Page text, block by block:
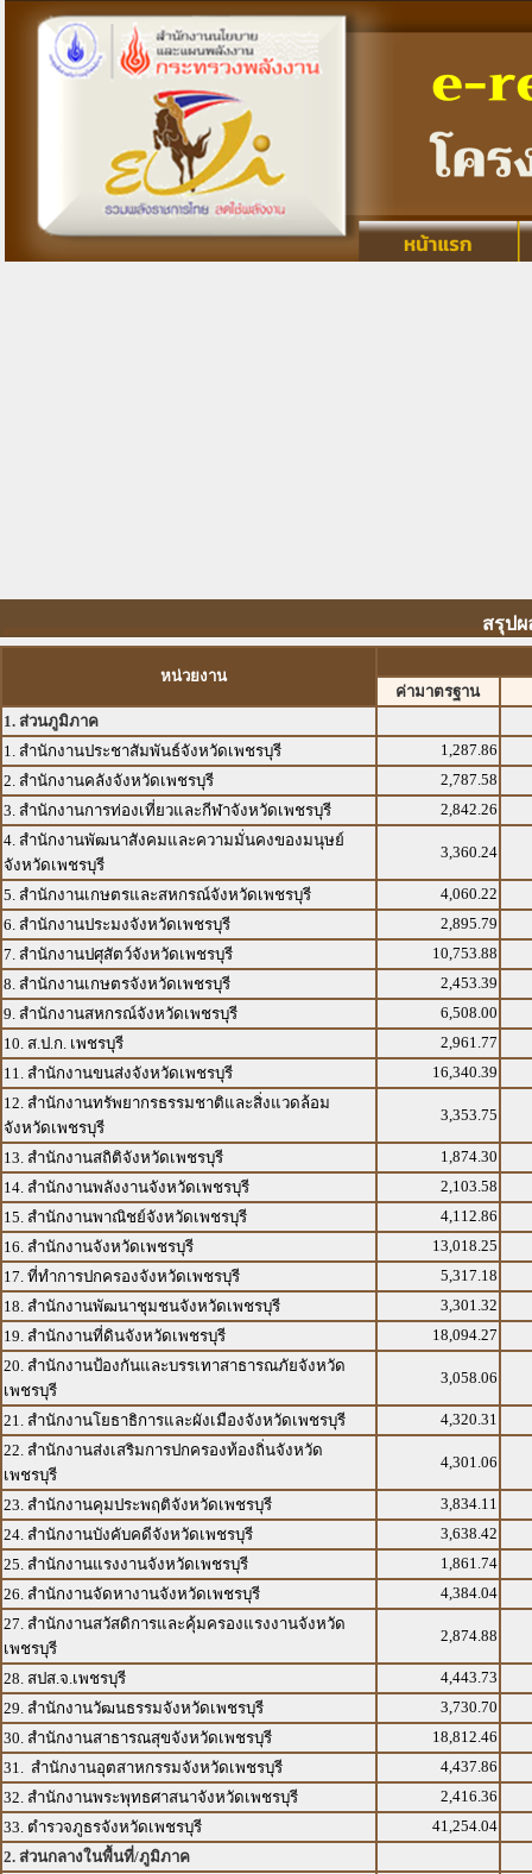
สรุปผ
หน่วยงาน
ค่ามาตรฐาน
1. ส่วนภูมิภาค
1. สำนักงานประชาสัมพันธ์จังหวัดเพชรบุรี
1,287.86
2. สำนักงานคลังจังหวัดเพชรบุรี
2,787.58
3. สำนักงานการท่องเที่ยวและกีฬาจังหวัดเพชรบุรี
2,842.26
4. สำนักงานพัฒนาสังคมและความมั่นคงของมนุษย์
จังหวัดเพชรบุรี
3,360.24
5. สำนักงานเกษตรและสหกรณ์จังหวัดเพชรบุรี
4,060.22
6. สำนักงานประมงจังหวัดเพชรบุรี
2,895.79
7. สำนักงานปศุสัตว์จังหวัดเพชรบุรี
10,753.88
8. สำนักงานเกษตรจังหวัดเพชรบุรี
2,453.39
9. สำนักงานสหกรณ์จังหวัดเพชรบุรี
6,508.00
10. ส.ป.ก. เพชรบุรี
2,961.77
11. สำนักงานขนส่งจังหวัดเพชรบุรี
16,340.39
12. สำนักงานทรัพยากรธรรมชาติและสิ่งแวดล้อม
จังหวัดเพชรบุรี
3,353.75
13. สำนักงานสถิติจังหวัดเพชรบุรี
1,874.30
14. สำนักงานพลังงานจังหวัดเพชรบุรี
2,103.58
15. สำนักงานพาณิชย์จังหวัดเพชรบุรี
4,112.86
16. สำนักงานจังหวัดเพชรบุรี
13,018.25
17. ที่ทำการปกครองจังหวัดเพชรบุรี
5,317.18
18. สำนักงานพัฒนาชุมชนจังหวัดเพชรบุรี
3,301.32
19. สำนักงานที่ดินจังหวัดเพชรบุรี
18,094.27
20. สำนักงานป้องกันและบรรเทาสาธารณภัยจังหวัด
เพชรบุรี
3,058.06
21. สำนักงานโยธาธิการและผังเมืองจังหวัดเพชรบุรี
4,320.31
22. สำนักงานส่งเสริมการปกครองท้องถิ่นจังหวัด
เพชรบุรี
4,301.06
23. สำนักงานคุมประพฤติจังหวัดเพชรบุรี
3,834.11
24. สำนักงานบังคับคดีจังหวัดเพชรบุรี
3,638.42
25. สำนักงานแรงงานจังหวัดเพชรบุรี
1,861.74
26. สำนักงานจัดหางานจังหวัดเพชรบุรี
4,384.04
27. สำนักงานสวัสดิการและคุ้มครองแรงงานจังหวัด
เพชรบุรี
2,874.88
28. สปส.จ.เพชรบุรี
4,443.73
29. สำนักงานวัฒนธรรมจังหวัดเพชรบุรี
3,730.70
30. สำนักงานสาธารณสุขจังหวัดเพชรบุรี
18,812.46
31. สำนักงานอุตสาหกรรมจังหวัดเพชรบุรี
4,437.86
32. สำนักงานพระพุทธศาสนาจังหวัดเพชรบุรี
2,416.36
33. ตำรวจภูธรจังหวัดเพชรบุรี
41,254.04
2. ส่วนกลางในพื้นที่/ภูมิภาค